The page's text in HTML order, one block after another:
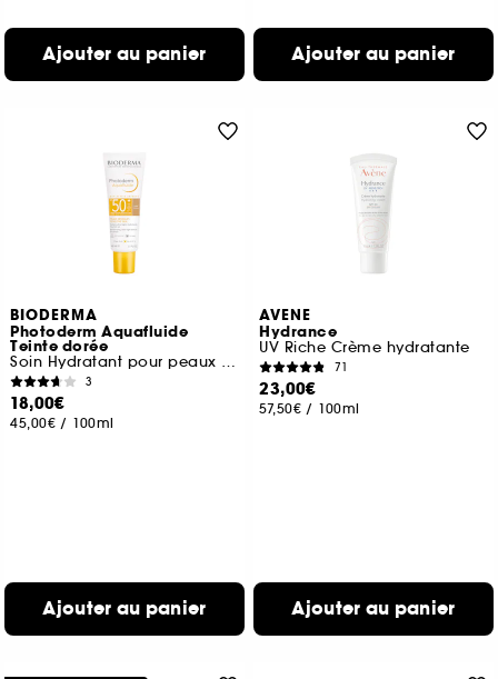
Ajouter au panier Ajouter au panier
BIODERMA
Photoderm Aquafluide
Teinte dorée
Soin Hydratant pour peaux sensibles
3
18,00€
45,00€ / 100ml
Ajouter au panier
AVENE
Hydrance
UV Riche Crème hydratante
71
23,00€
57,50€ / 100ml
Ajouter au panier